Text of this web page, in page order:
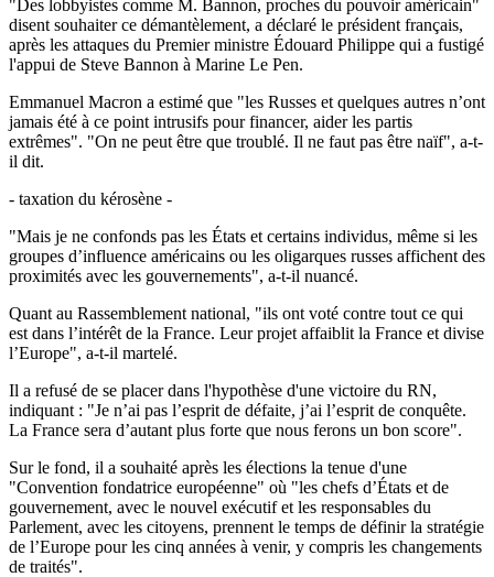
"Des lobbyistes comme M. Bannon, proches du pouvoir américain"
disent souhaiter ce démantèlement, a déclaré le président français,
après les attaques du Premier ministre Édouard Philippe qui a fustigé
l'appui de Steve Bannon à Marine Le Pen.
Emmanuel Macron a estimé que "les Russes et quelques autres n’ont
jamais été à ce point intrusifs pour financer, aider les partis
extrêmes". "On ne peut être que troublé. Il ne faut pas être naïf", a-t-
il dit.
- taxation du kérosène -
"Mais je ne confonds pas les États et certains individus, même si les
groupes d’influence américains ou les oligarques russes affichent des
proximités avec les gouvernements", a-t-il nuancé.
Quant au Rassemblement national, "ils ont voté contre tout ce qui
est dans l’intérêt de la France. Leur projet affaiblit la France et divise
l’Europe", a-t-il martelé.
Il a refusé de se placer dans l'hypothèse d'une victoire du RN,
indiquant : "Je n’ai pas l’esprit de défaite, j’ai l’esprit de conquête.
La France sera d’autant plus forte que nous ferons un bon score".
Sur le fond, il a souhaité après les élections la tenue d'une
"Convention fondatrice européenne" où "les chefs d’États et de
gouvernement, avec le nouvel exécutif et les responsables du
Parlement, avec les citoyens, prennent le temps de définir la stratégie
de l’Europe pour les cinq années à venir, y compris les changements
de traités".